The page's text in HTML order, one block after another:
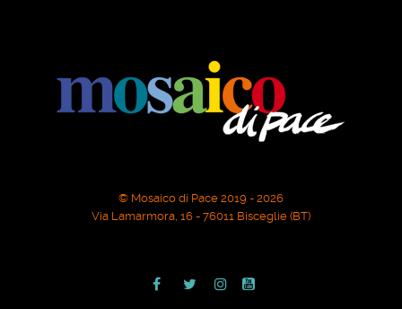
© Mosaico di Pace 2019 - 2026
Via Lamarmora, 16 - 76011 Bisceglie (BT)